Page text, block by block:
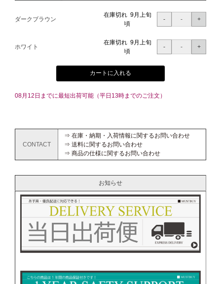
ダークブラウン
在庫切れ 9月上旬
頃
ホワイト
在庫切れ 9月上旬
頃
カートに入れる
08月12日までに最短出荷可能（平日13時までのご注文）
CONTACT
⇒ 在庫・納期・入荷情報に関するお問い合わせ
⇒ 送料に関するお問い合わせ
⇒ 商品の仕様に関するお問い合わせ
お知らせ